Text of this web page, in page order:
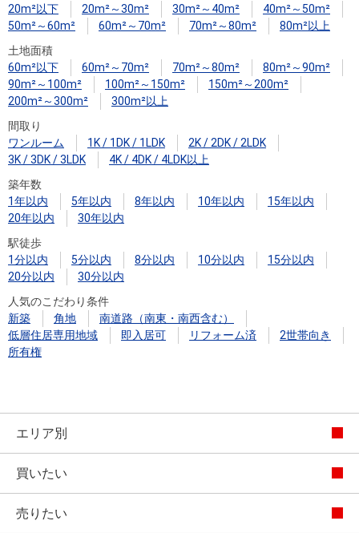
20m²以下
20m²～30m² 30m²～40m²
40m²～50m²
50m²～60m²
60m²～70m² 70m²～80m²
80m²以上
土地面積
60m²以下
60m²～70m² 70m²～80m²
80m²～90m²
90m²～100m²
100m²～150m²
150m²～200m²
200m²～300m²
300m²以上
間取り
ワンルーム
1K / 1DK / 1LDK
2K / 2DK / 2LDK
3K / 3DK / 3LDK
4K / 4DK / 4LDK以上
築年数
1年以内
5年以内 8年以内 10年以内
15年以内
20年以内
30年以内
駅徒歩
1分以内
5分以内 8分以内 10分以内
15分以内
20分以内
30分以内
人気のこだわり条件
新築
角地
南道路（南東・南西含む）
低層住居専用地域
即入居可 リフォーム済
2世帯向き
所有権
エリア別
買いたい
売りたい